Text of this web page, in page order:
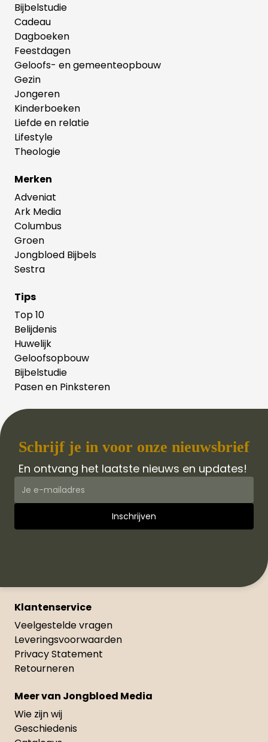
Bijbelstudie
Cadeau
Dagboeken
Feestdagen
Geloofs- en gemeenteopbouw
Gezin
Jongeren
Kinderboeken
Liefde en relatie
Lifestyle
Theologie
Merken
Adveniat
Ark Media
Columbus
Groen
Jongbloed Bijbels
Sestra
Tips
Top 10
Belijdenis
Huwelijk
Geloofsopbouw
Bijbelstudie
Pasen en Pinksteren
Schrijf je in voor onze nieuwsbrief
En ontvang het laatste nieuws en updates!
Klantenservice
Veelgestelde vragen
Leveringsvoorwaarden
Privacy Statement
Retourneren
Meer van Jongbloed Media
Wie zijn wij
Geschiedenis